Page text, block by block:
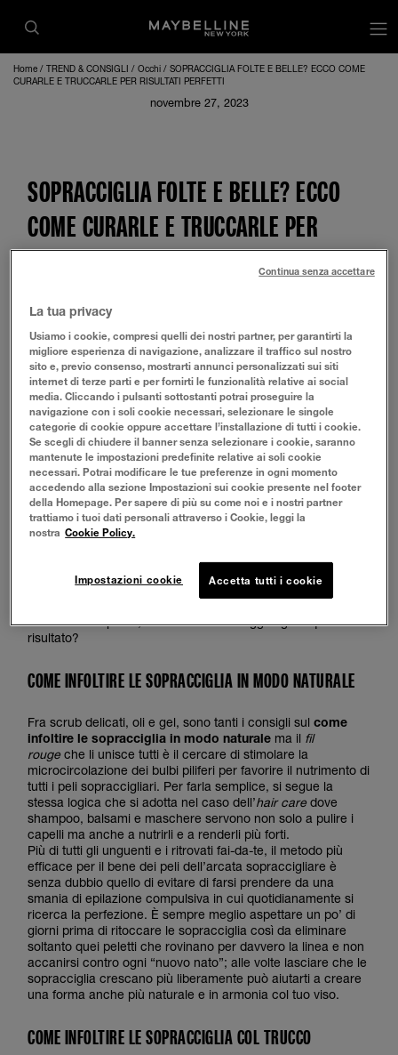
Home TREND & CONSIGLI Occhi
SOPRACCIGLIA FOLTE E BELLE? ECCO COME
CURARLE E TRUCCARLE PER RISULTATI PERFETTI
novembre 27, 2023
SOPRACCIGLIA FOLTE E BELLE? ECCO
COME CURARLE E TRUCCARLE PER
RISULTATI PERFETTI
Infoltire le sopracciglia
più di un decennio passato a portarle sottili, si è fatta man
mano strada la tendenza delle sopracciglia bold e definite ed
è diventato, così, fondamentale capire
come infoltire le
sopracciglia.
PERCHÉ INFOLTIRE LE SOPRACCIGLIA
Il perché è facile scoprirlo, la linea dell’arcata sopraccigliare
aiuta a incorniciare lo sguardo, a rendere il viso più
armonioso e influenza l’espressione che assume il viso. In
che modo? Delle sopracciglia molto vicine renderanno
l’espressione arcigna, quelle più distanti fanno assumere un
aspetto di perenne stupore, mentre le sopracciglia sottili
finta e posticcia. Le sopracciglia
mirano a
rispecchiare un look naturale ma non per questo trasandato
linea è folta e piena, ma come fare a raggiungere questo
risultato?
COME INFOLTIRE LE SOPRACCIGLIA IN MODO NATURALE
Fra scrub delicati, oli e gel, sono tanti i consigli sul come
infoltire le sopracciglia in modo naturale ma il fil
rouge che li unisce tutti è il cercare di stimolare la
microcircolazione dei bulbi piliferi per favorire il nutrimento di
tutti i peli sopraccigliari. Per farla semplice, si segue la
stessa logica che si adotta nel caso dell’hair care dove
shampoo, balsami e maschere servono non solo a pulire i
capelli ma anche a nutrirli e a renderli più forti.
Più di tutti gli unguenti e i ritrovati fai-da-te, il metodo più
efficace per il bene dei peli dell’arcata sopraccigliare è
senza dubbio quello di evitare di farsi prendere da una
smania di epilazione compulsiva in cui quotidianamente si
ricerca la perfezione. È sempre meglio aspettare un po’ di
giorni prima di ritoccare le sopracciglia così da eliminare
soltanto quei peletti che rovinano per davvero la linea e non
accanirsi contro ogni “nuovo nato”; alle volte lasciare che le
sopracciglia crescano più liberamente può aiutarti a creare
una forma anche più naturale e in armonia col tuo viso.
COME INFOLTIRE LE SOPRACCIGLIA COL TRUCCO
La tua privacy
Usiamo i cookie, compresi quelli dei nostri partner, per garantirti la
migliore esperienza di navigazione, analizzare il traffico sul nostro
sito e, previo consenso, mostrarti annunci personalizzati sui siti
internet di terze parti e per fornirti le funzionalità relative ai social
media. Cliccando i pulsanti sottostanti potrai proseguire la
navigazione con i soli cookie necessari, selezionare le singole
categorie di cookie oppure accettare l’installazione di tutti i cookie.
Se scegli di chiudere il banner senza selezionare i cookie, saranno
mantenute le impostazioni predefinite relative ai soli cookie
necessari. Potrai modificare le tue preferenze in ogni momento
accedendo alla sezione Impostazioni sui cookie presente nel footer
della Homepage. Per sapere di più su come noi e i nostri partner
trattiamo i tuoi dati personali attraverso i Cookie, leggi la
nostra Cookie Policy.
Impostazioni cookie Accetta tutti i cookie
Continua senza accettare